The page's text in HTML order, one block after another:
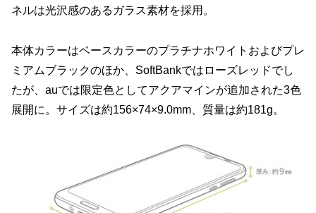
ネルは光沢感のあるガラス素材を採用。
本体カラーはベースカラーのプラチナホワイトおよびプレ
ミアムブラックのほか、SoftBankではローズレッドでし
たが、auでは限定色としてアクアマインが追加された3色
展開に。サイズは約156×74×9.0mm、質量は約181g。